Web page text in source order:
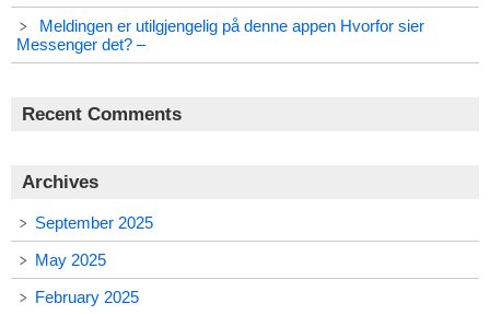
Meldingen er utilgjengelig på denne appen Hvorfor sier
Messenger det? –
Recent Comments
Archives
September 2025
May 2025
February 2025